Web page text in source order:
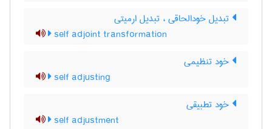
تبدیل خودالحاقی ، تبدیل ارمیتی
self adjoint transformation
خود تنظیمی
self adjusting
خود تطبیقی
self adjustment